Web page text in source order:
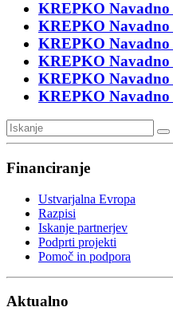
KREPKO Navadno
KREPKO Navadno
KREPKO Navadno
KREPKO Navadno
KREPKO Navadno
KREPKO Navadno
Financiranje
Ustvarjalna Evropa
Razpisi
Iskanje partnerjev
Podprti projekti
Pomoč in podpora
Aktualno